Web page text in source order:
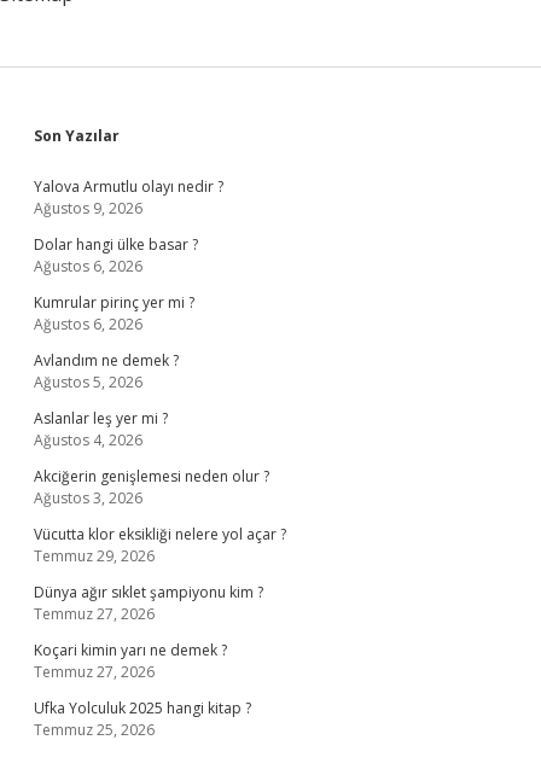
Sidebar
Son Yazılar
Yalova Armutlu olayı nedir ?
Ağustos 9, 2026
Dolar hangi ülke basar ?
Ağustos 6, 2026
Kumrular pirinç yer mi ?
Ağustos 6, 2026
Avlandım ne demek ?
Ağustos 5, 2026
Aslanlar leş yer mi ?
Ağustos 4, 2026
Akciğerin genişlemesi neden olur ?
Ağustos 3, 2026
Vücutta klor eksikliği nelere yol açar ?
Temmuz 29, 2026
Dünya ağır sıklet şampiyonu kim ?
Temmuz 27, 2026
Koçari kimin yarı ne demek ?
Temmuz 27, 2026
Ufka Yolculuk 2025 hangi kitap ?
Temmuz 25, 2026